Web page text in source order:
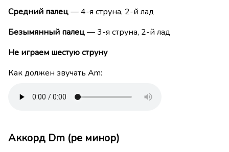
Средний палец— 4-я струна, 2-й лад
Безымянный палец— 3-я струна, 2-й лад
Не играем шестую струну
Как должен звучать Am:
Аккорд Dm (ре минор)